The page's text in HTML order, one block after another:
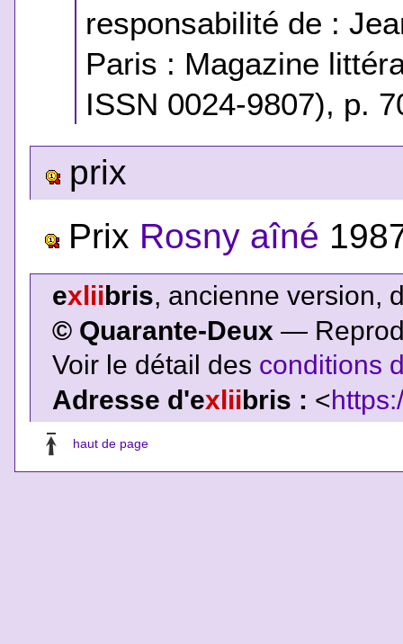
responsabilité de :
Paris : Magazine
ISSN 0024-9807), p.
prix
Prix Rosny aîné
exlii bris, ancienne version,
© Quarante-Deux —
Voir le détail des conditions
Adresse d'exlii bris : <
haut de page